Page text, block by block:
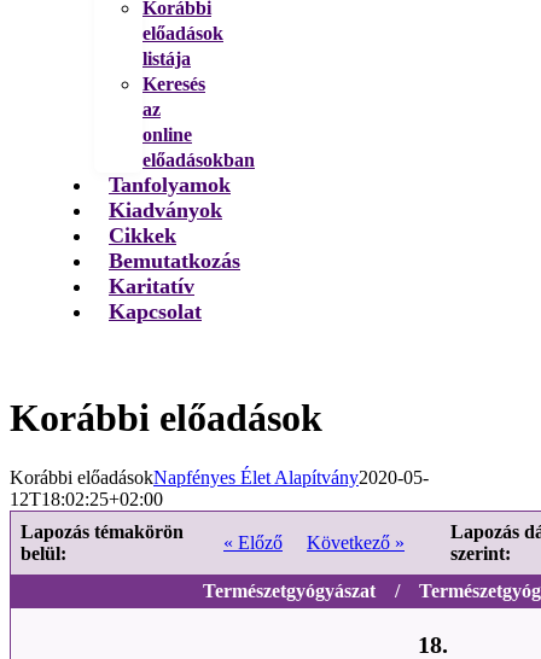
Korábbi
előadások
listája
Keresés
az
online
előadásokban
Tanfolyamok
Kiadványok
Cikkek
Bemutatkozás
Karitatív
Kapcsolat
Korábbi előadások
Korábbi előadásokNapfényes Élet Alapítvány2020-05-
12T18:02:25+02:00
Lapozás témakörön
belül:
« Előző Következő »
Lapozás
szerint:
Természetgyógyászat /
18.